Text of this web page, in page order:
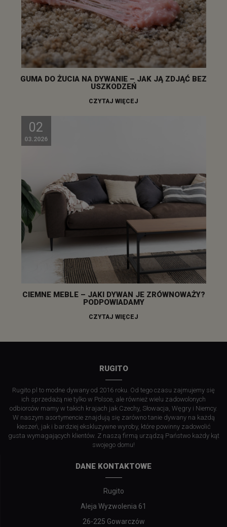
GUMA DO ŻUCIA NA DYWANIE – JAK JĄ ZDJĄĆ BEZ
USZKODZEŃ
CZYTAJ WIĘCEJ
02
03.2026
CIEMNE MEBLE – JAKI DYWAN JE ZRÓWNOWAŻY?
PODPOWIADAMY
CZYTAJ WIĘCEJ
RUGITO
Rugito.pl to modne dywany od 2016 roku. Od tego czasu zajmujemy się
ich sprzedażą nie tylko w Polsce, ale również wielu zadowolonych
odbiorców mamy w takich krajach jak Czechy, Słowacja, Węgry i Niemcy.
W naszym asortymencie znajdują się zarówno tanie dywany na każdą
kieszeń, jak i bardziej ekskluzywne wyroby, które powinny zadowolić
gusta wymagających klientów. Z naszą firmą urządzą Państwo każdy kąt
swojego domu!
DANE KONTAKTOWE
Rugito
Aleja Wyzwolenia 61
26-225 Gowarczów